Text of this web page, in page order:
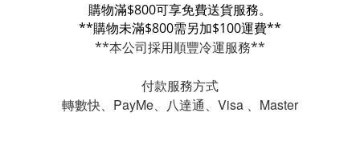
購物滿$800可享免費送貨服務。
**購物未滿$800需另加$100運費**
**本公司採用順豐冷運服務**
付款服務方式
轉數快、PayMe、八達通、Visa 、Master